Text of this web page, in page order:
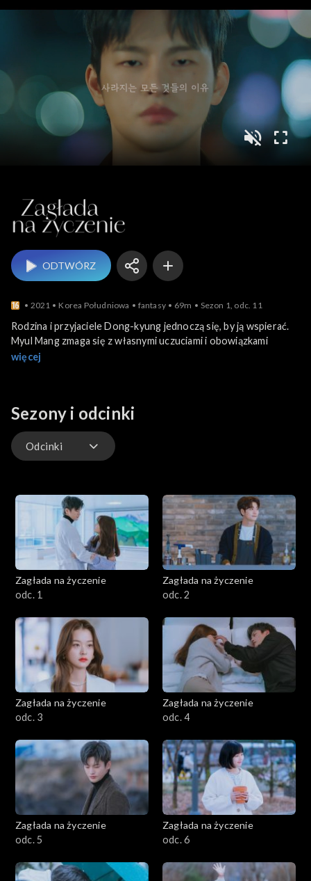
Zagłada na życzenie
ODTWÓRZ
2021 Korea Południowa fantasy 69m Sezon 1, odc. 11
Rodzina i przyjaciele Dong-kyung jednoczą się, by ją wspierać.
Myul Mang zmaga się z własnymi uczuciami i obowiązkami
więcej
Sezony i odcinki
Odcinki
Zagłada na życzenie
odc. 1
Zagłada na życzenie
odc. 2
Zagłada na życzenie
odc. 3
Zagłada na życzenie
odc. 4
Zagłada na życzenie
odc. 5
Zagłada na życzenie
odc. 6